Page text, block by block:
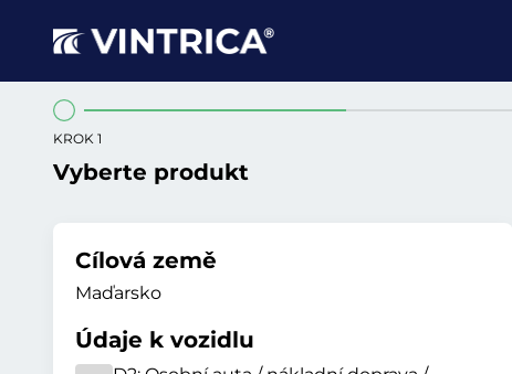
KROK 1
Vyberte produkt
Cílová země
Maďarsko
Údaje k vozidlu